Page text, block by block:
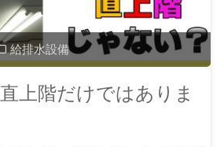
給排水設備
上階だけではありま